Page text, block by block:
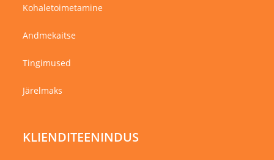
Kohaletoimetamine
Andmekaitse
Tingimused
Järelmaks
KLIENDITEENINDUS